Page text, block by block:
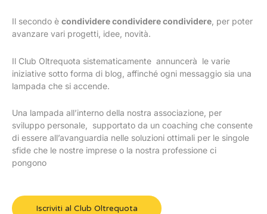
Il secondo è condividere condividere condividere, per poter
avanzare vari progetti, idee, novità.
Il Club Oltrequota sistematicamente annuncerà le varie
iniziative sotto forma di blog, affinché ogni messaggio sia una
lampada che si accende.
Una lampada all’interno della nostra associazione, per
sviluppo personale, supportato da un coaching che consente
di essere all’avanguardia nelle soluzioni ottimali per le singole
sfide che le nostre imprese o la nostra professione ci
pongono
Iscriviti al Club Oltrequota